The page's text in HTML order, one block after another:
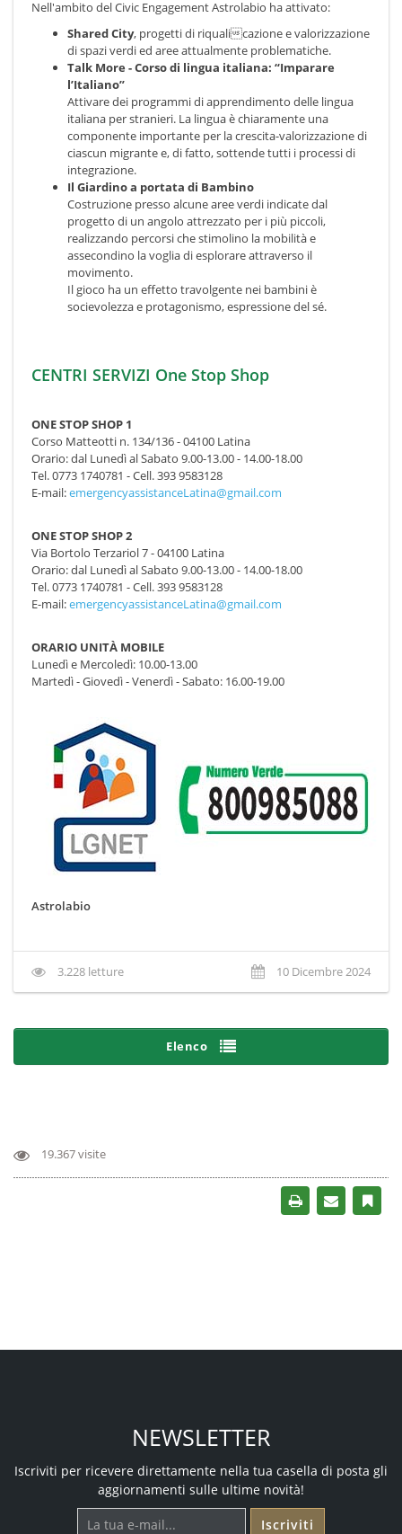
Nell'ambito del Civic Engagement Astrolabio ha attivato:
Shared City, progetti di riqualicazione e valorizzazione
di spazi verdi ed aree attualmente problematiche.
Talk More - Corso di lingua italiana: “Imparare
l’Italiano”
Attivare dei programmi di apprendimento delle lingua
italiana per stranieri. La lingua è chiaramente una
componente importante per la crescita-valorizzazione di
ciascun migrante e, di fatto, sottende tutti i processi di
integrazione.
Il Giardino a portata di Bambino
Costruzione presso alcune aree verdi indicate dal
progetto di un angolo attrezzato per i più piccoli,
realizzando percorsi che stimolino la mobilità e
assecondino la voglia di esplorare attraverso il
movimento.
Il gioco ha un effetto travolgente nei bambini è
socievolezza e protagonismo, espressione del sé.
CENTRI SERVIZI One Stop Shop
ONE STOP SHOP 1
Corso Matteotti n. 134/136 - 04100 Latina
Orario: dal Lunedì al Sabato 9.00-13.00 - 14.00-18.00
Tel. 0773 1740781 - Cell. 393 9583128
E-mail:emergencyassistanceLatina@gmail.com
ONE STOP SHOP 2
Via Bortolo Terzariol 7 - 04100 Latina
Orario: dal Lunedì al Sabato 9.00-13.00 - 14.00-18.00
Tel. 0773 1740781 - Cell. 393 9583128
E-mail:emergencyassistanceLatina@gmail.com
ORARIO UNITÀ MOBILE
Lunedì e Mercoledì: 10.00-13.00
Martedì - Giovedì - Venerdì - Sabato: 16.00-19.00
Astrolabio
3.228 letture 10 Dicembre 2024
Elenco
19.367 visite
NEWSLETTER
Iscriviti per ricevere direttamente nella tua casella di posta gli
aggiornamenti sulle ultime novità!
Iscriviti